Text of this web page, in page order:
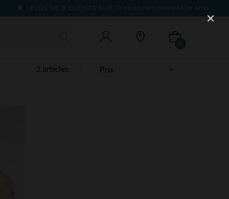
PLUS DE 9 CLIENTS SUR 10 recommandent le site
0
2 articles